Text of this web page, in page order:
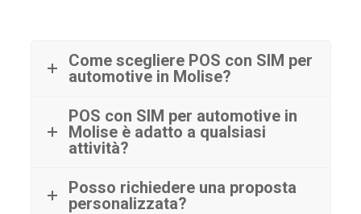
Come scegliere POS con SIM per
automotive in Molise?
POS con SIM per automotive in
Molise è adatto a qualsiasi
attività?
Posso richiedere una proposta
personalizzata?